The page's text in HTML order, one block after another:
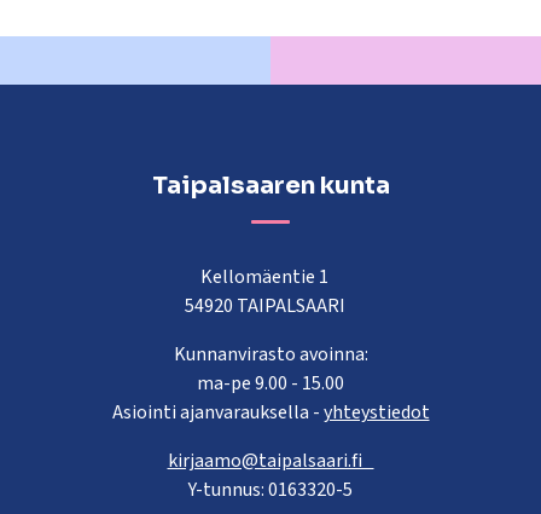
Taipalsaaren kunta
Kellomäentie 1
54920 TAIPALSAARI
Kunnanvirasto avoinna:
ma-pe 9.00 - 15.00
Asiointi ajanvarauksella -yhteystiedot
kirjaamo@taipalsaari.fi
Y-tunnus: 0163320-5